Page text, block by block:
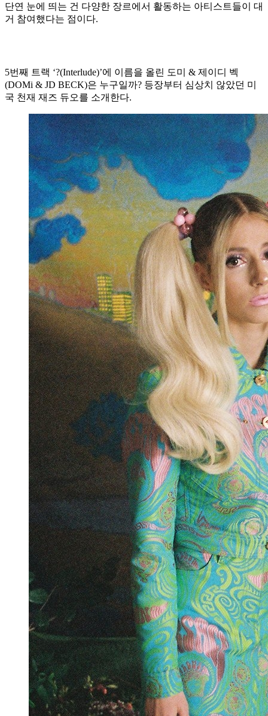
단연 눈에 띄는 건 다양한 장르에서 활동하는 아티스트들이 대
거 참여했다는 점이다.
5번째 트랙 ‘?(Interlude)’에 이름을 올린 도미 & 제이디 벡
(DOMi & JD BECK)은 누구일까? 등장부터 심상치 않았던 미
국 천재 재즈 듀오를 소개한다.